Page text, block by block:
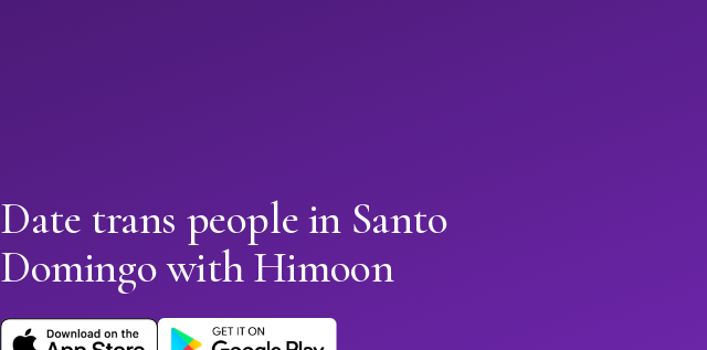
Date trans people in Santo
Domingo with Himoon